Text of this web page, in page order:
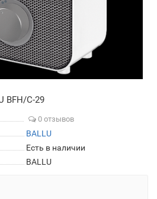
BFH/C-29
0 отзывов
BALLU
Есть в наличии
BALLU